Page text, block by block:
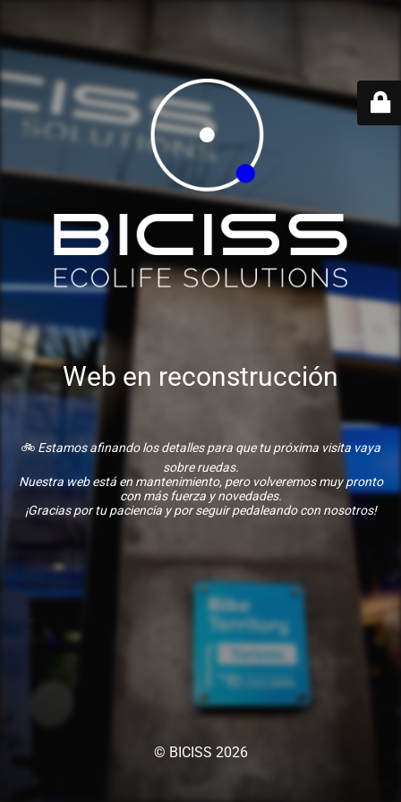
Web en reconstrucción
🚲 Estamos afinando los detalles para que tu próxima visita vaya
sobre ruedas.
Nuestra web está en mantenimiento, pero volveremos muy pronto
con más fuerza y novedades.
¡Gracias por tu paciencia y por seguir pedaleando con nosotros!
© BICISS 2026